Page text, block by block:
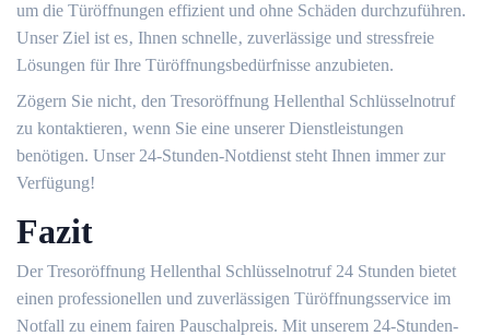
um die Türöffnungen effizient und ohne Schäden durchzuführen.​
Unser Ziel ist es‚ Ihnen schnelle‚ zuverlässige und stressfreie
Lösungen für Ihre Türöffnungsbedürfnisse anzubieten.​
Zögern Sie nicht‚ den Tresoröffnung Hellenthal Schlüsselnotruf
zu kontaktieren‚ wenn Sie eine unserer Dienstleistungen
benötigen. Unser 24-Stunden-Notdienst steht Ihnen immer zur
Verfügung!​
Fazit
Der Tresoröffnung Hellenthal Schlüsselnotruf 24 Stunden bietet
einen professionellen und zuverlässigen Türöffnungsservice im
Notfall zu einem fairen Pauschalpreis.​ Mit unserem 24-Stunden-